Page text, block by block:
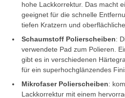
hohe Lackkorrektur. Das macht
geeignet für die schnelle
tiefen Kratzern und
Schaumstoff Polierscheiben:
verwendete Pad zum Polieren.
gibt es in verschiedenen
für ein superhochglänzendes
Mikrofaser Polierscheiben:
Lackkorrektur mit einem